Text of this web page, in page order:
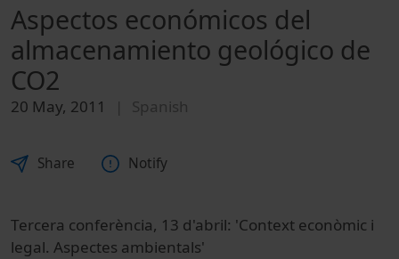
Aspectos económicos del
almacenamiento geológico de
CO2
20 May, 2011 Spanish
Share Notify
Tercera conferència, 13 d'abril: 'Context econòmic i
legal. Aspectes ambientals'